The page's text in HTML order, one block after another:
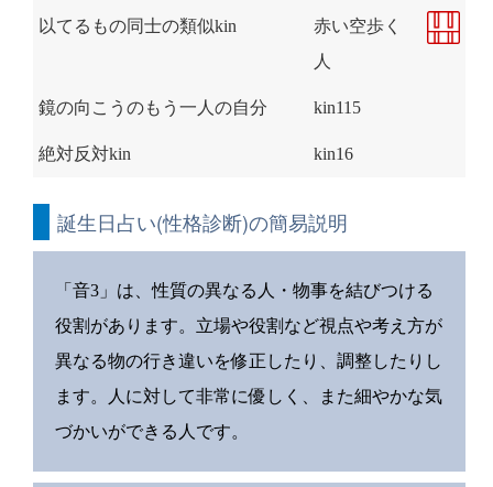
以てるもの同士の類似kin
赤い空歩く
人
鏡の向こうのもう一人の自分 kin115
絶対反対kin kin16
誕生日占い(性格診断)の簡易説明
「音3」は、性質の異なる人・物事を結びつける
役割があります。立場や役割など視点や考え方が
異なる物の行き違いを修正したり、調整したりし
ます。人に対して非常に優しく、また細やかな気
づかいができる人です。